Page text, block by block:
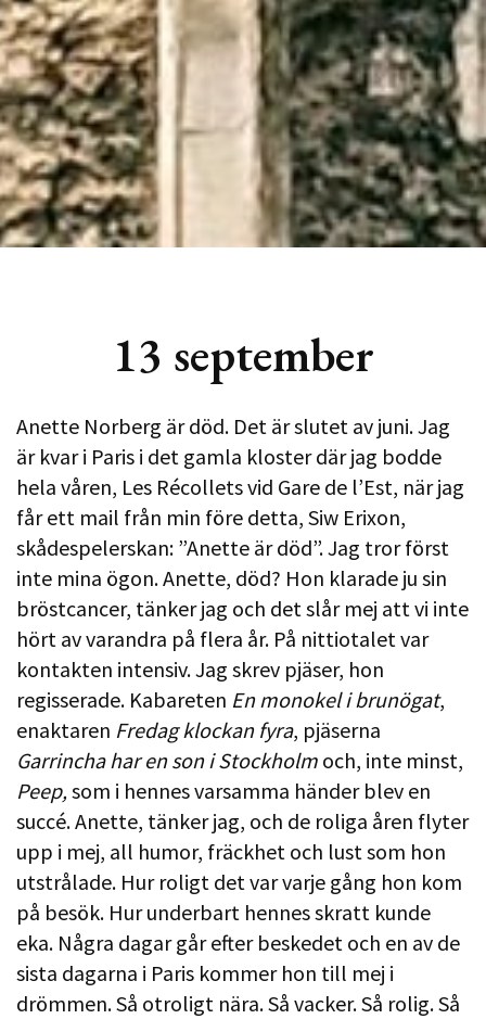
13 september
Anette Norberg är död. Det är slutet av juni. Jag
är kvar i Paris i det gamla kloster där jag bodde
hela våren, Les Récollets vid Gare de l’Est, när jag
får ett mail från min före detta, Siw Erixon,
skådespelerskan: ”Anette är död”. Jag tror först
inte mina ögon. Anette, död? Hon klarade ju sin
bröstcancer, tänker jag och det slår mej att vi inte
hört av varandra på flera år. På nittiotalet var
kontakten intensiv. Jag skrev pjäser, hon
regisserade. Kabareten En monokel i brunögat,
enaktaren Fredag klockan fyra, pjäserna
Garrincha har en son i Stockholm och, inte minst,
Peep, som i hennes varsamma händer blev en
succé. Anette, tänker jag, och de roliga åren flyter
upp i mej, all humor, fräckhet och lust som hon
utstrålade. Hur roligt det var varje gång hon kom
på besök. Hur underbart hennes skratt kunde
eka. Några dagar går efter beskedet och en av de
sista dagarna i Paris kommer hon till mej i
drömmen. Så otroligt nära. Så vacker. Så rolig. Så